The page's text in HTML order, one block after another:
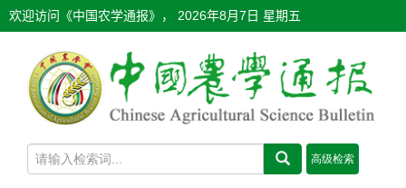
欢迎访问《中国农学通报》， 2026年8月7日 星期五